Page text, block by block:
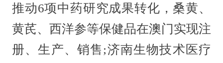
推动6项中药研究成果转化，桑黄、
黄芪、西洋参等保健品在澳门实现注
册、生产、销售;济南生物技术医疗